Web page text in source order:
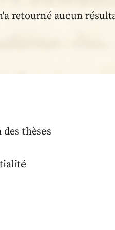
retourné aucun
thèses